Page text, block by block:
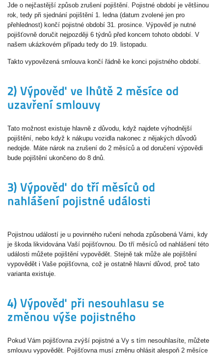
Jde o nejčastější způsob zrušení pojištění. Pojistné období je většinou
rok, tedy při sjednání pojištění 1. ledna (datum zvolené jen pro
přehlednost) končí pojistné období 31. prosince. Výpověď je nutné
pojišťovně doručit nejpozději 6 týdnů před koncem tohoto období. V
našem ukázkovém případu tedy do 19. listopadu.
Takto vypovězená smlouva končí řádně ke konci pojistného období.
Tato možnost existuje hlavně z důvodu, když najdete výhodnější
pojištění, nebo když k nákupu vozidla nakonec z nějakých důvodů
nedojde. Máte nárok na zrušení do 2 měsíců a od doručení výpovědi
bude pojištění ukončeno do 8 dnů.
Pojistnou událostí je u povinného ručení nehoda způsobená Vámi, kdy
je škoda likvidována Vaší pojišťovnou. Do tří měsíců od nahlášení této
události můžete pojištění vypovědět. Stejně tak může ale pojištění
vypovědět i Vaše pojišťovna, což je ostatně hlavní důvod, proč tato
varianta existuje.
Pokud Vám pojišťovna zvýší pojistné a Vy s tím nesouhlasíte, můžete
smlouvu vypovědět. Pojišťovna musí změnu ohlásit alespoň 2 měsíce